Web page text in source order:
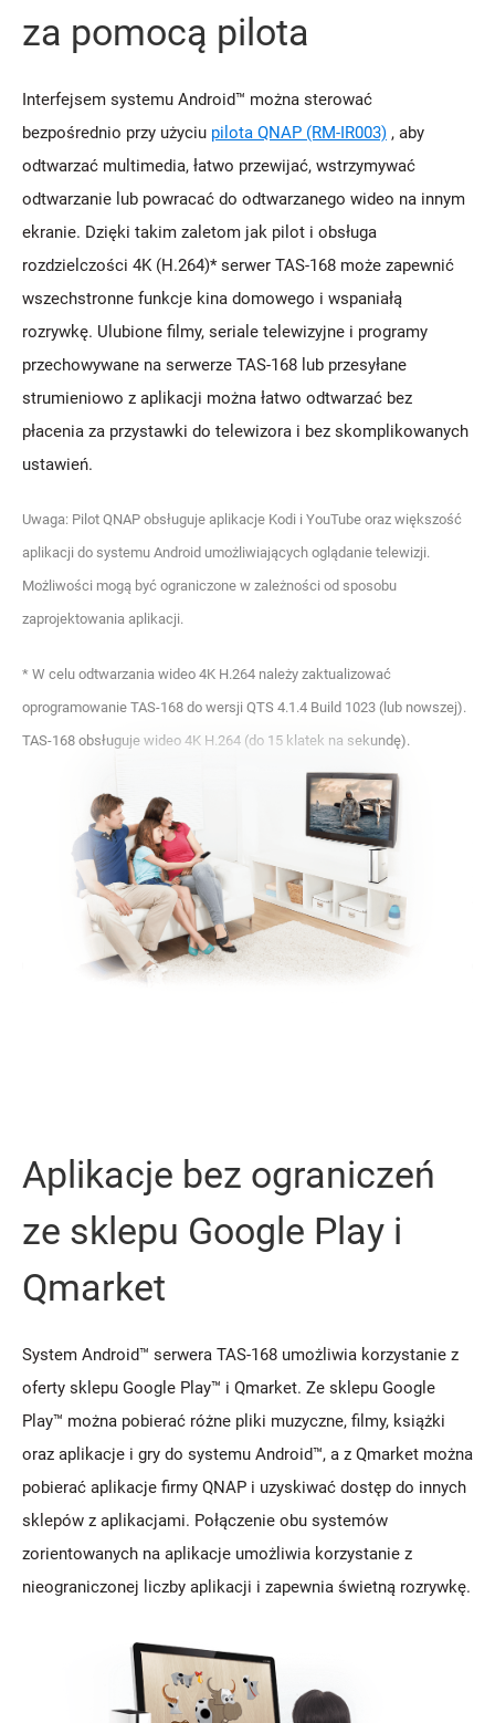
za pomocą pilota
Interfejsem systemu Android™ można sterować
bezpośrednio przy użyciu pilota QNAP (RM-IR003) , aby
odtwarzać multimedia, łatwo przewijać, wstrzymywać
odtwarzanie lub powracać do odtwarzanego wideo na innym
ekranie. Dzięki takim zaletom jak pilot i obsługa
rozdzielczości 4K (H.264)* serwer TAS-168 może zapewnić
wszechstronne funkcje kina domowego i wspaniałą
rozrywkę. Ulubione filmy, seriale telewizyjne i programy
przechowywane na serwerze TAS-168 lub przesyłane
strumieniowo z aplikacji można łatwo odtwarzać bez
płacenia za przystawki do telewizora i bez skomplikowanych
ustawień.
Uwaga: Pilot QNAP obsługuje aplikacje Kodi i YouTube oraz większość
aplikacji do systemu Android umożliwiających oglądanie telewizji.
Możliwości mogą być ograniczone w zależności od sposobu
zaprojektowania aplikacji.
* W celu odtwarzania wideo 4K H.264 należy zaktualizować
oprogramowanie TAS-168 do wersji QTS 4.1.4 Build 1023 (lub nowszej).
TAS-168 obsługuje wideo 4K H.264 (do 15 klatek na sekundę).
Aplikacje bez ograniczeń
ze sklepu Google Play i
Qmarket
System Android™ serwera TAS-168 umożliwia korzystanie z
oferty sklepu Google Play™ i Qmarket. Ze sklepu Google
Play™ można pobierać różne pliki muzyczne, filmy, książki
oraz aplikacje i gry do systemu Android™, a z Qmarket można
pobierać aplikacje firmy QNAP i uzyskiwać dostęp do innych
sklepów z aplikacjami. Połączenie obu systemów
zorientowanych na aplikacje umożliwia korzystanie z
nieograniczonej liczby aplikacji i zapewnia świetną rozrywkę.